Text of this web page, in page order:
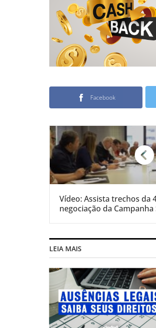
Facebook
Vídeo: Assista trechos da
negociação da Campanha
LEIA MAIS